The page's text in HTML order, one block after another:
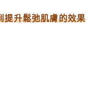
提升鬆弛肌膚的效果